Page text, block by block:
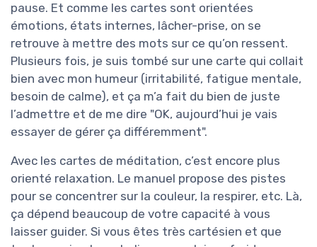
pause. Et comme les cartes sont orientées
émotions, états internes, lâcher-prise, on se
retrouve à mettre des mots sur ce qu’on ressent.
Plusieurs fois, je suis tombé sur une carte qui collait
bien avec mon humeur (irritabilité, fatigue mentale,
besoin de calme), et ça m’a fait du bien de juste
l’admettre et de me dire "OK, aujourd’hui je vais
essayer de gérer ça différemment".
Avec les cartes de méditation, c’est encore plus
orienté relaxation. Le manuel propose des pistes
pour se concentrer sur la couleur, la respirer, etc. Là,
ça dépend beaucoup de votre capacité à vous
laisser guider. Si vous êtes très cartésien et que